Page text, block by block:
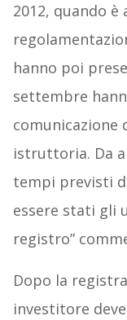
2012, quando
hanno poi
settembre
comunicazione
istruttoria. Da
tempi previsti
essere stati gli
registro”
Dopo la
investitore